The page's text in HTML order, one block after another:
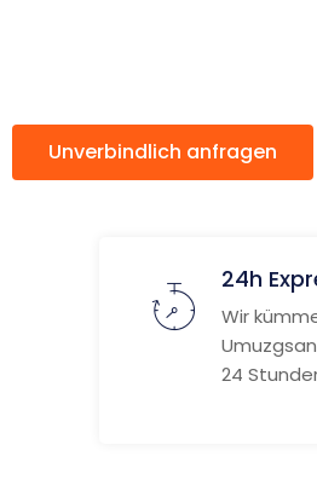
Unverbindlich anfragen
24h
Wir
24